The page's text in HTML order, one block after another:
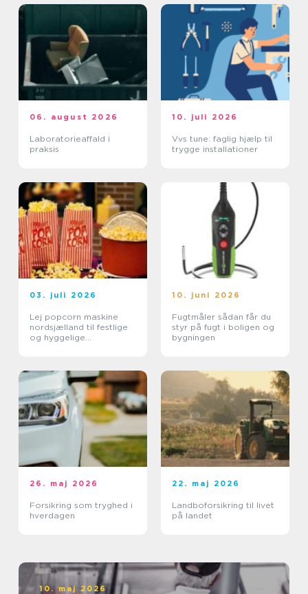
06. august 2026
Laboratorieaffald i
praksis
10. juli 2026
Vvs tune: faglig hjælp til
trygge installationer
03. juli 2026
Lej popcorn maskine
nordsjælland til festlige
og hyggelige
10. juni 2026
Fugtmåler sådan får du
styr på fugt i boligen og
bygningen
26. maj 2026
Forsikring som tryghed i
hverdagen
22. maj 2026
Landboforsikring til livet
på landet
10. maj 2026